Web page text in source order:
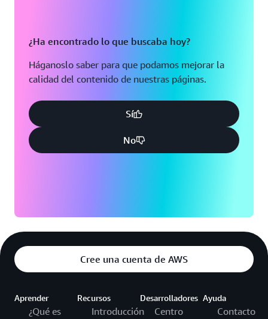
¿Ha encontrado lo que buscaba hoy?
Háganoslo saber para que podamos mejorar la
calidad del contenido de nuestras páginas.
Sí
No
Cree una cuenta de AWS
Aprender
¿Qué es
Recursos
Introducción
Desarrolladores
Centro
Ayuda
Contacto